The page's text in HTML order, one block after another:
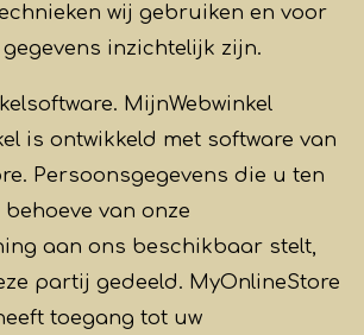
wij gebruiken en voor
gegevens inzichtelijk zijn.
MijnWebwinkel
is ontwikkeld met software van
Persoonsgegevens die u ten
behoeve van onze
aan ons beschikbaar stelt,
partij gedeeld. MyOnlineStore
toegang tot uw